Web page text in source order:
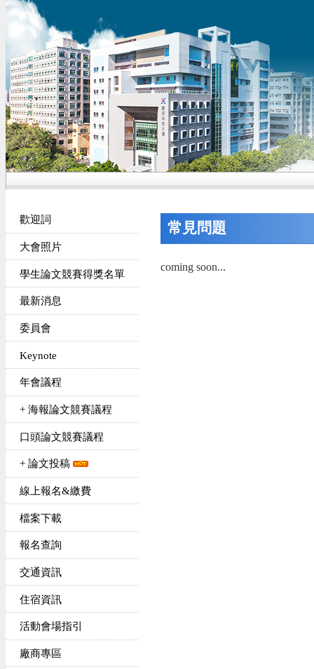
歡迎詞
大會照片
學生論文競賽得獎名單
最新消息
委員會
Keynote
年會議程
+ 海報論文競賽議程
口頭論文競賽議程
+ 論文投稿
線上報名&繳費
檔案下載
報名查詢
交通資訊
住宿資訊
活動會場指引
廠商專區
常見問題
coming soon...